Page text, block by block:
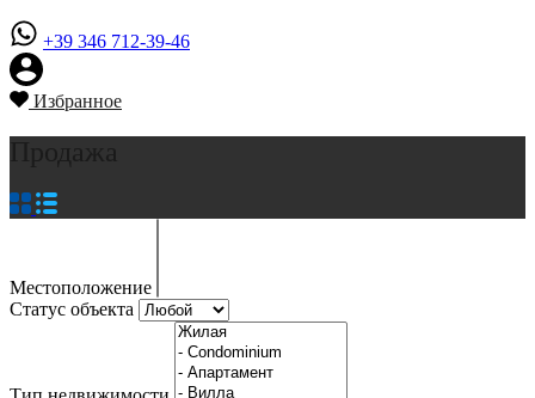
+39 346 712-39-46
Избранное
Местоположение
Статус объекта